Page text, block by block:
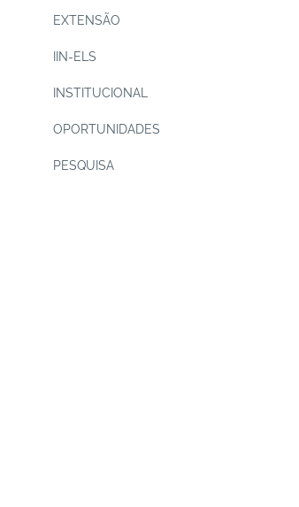
EXTENSÃO
IIN-ELS
INSTITUCIONAL
OPORTUNIDADES
PESQUISA